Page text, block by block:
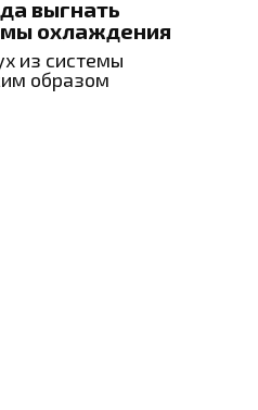
выгнать
охлаждения
из системы
образом